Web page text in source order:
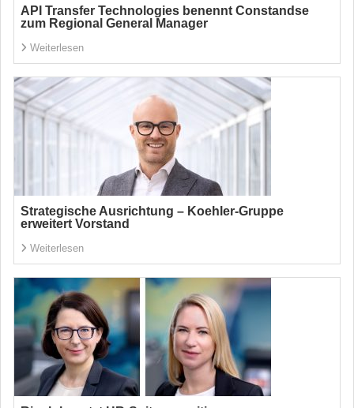
API Transfer Technologies benennt Constandse
zum Regional General Manager
Weiterlesen
Strategische Ausrichtung – Koehler-Gruppe
erweitert Vorstand
Weiterlesen